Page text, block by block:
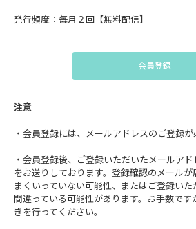
発行頻度：毎月２回【無料配信】
会員登録
注意
・会員登録には、メールアドレスのご登録が
・会員登録後、ご登録いただいたメールア
をお送りしております。登録確認のメール
まくいっていない可能性、またはご登録い
間違っている可能性があります。お手数で
きを行ってください。